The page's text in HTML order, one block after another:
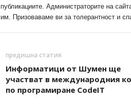
публикациите. Администраторите на
им. Призоваваме ви за толерантност и
предишна статия
Информатици от Шумен ще
участват в международния
по програмиране CodeIT